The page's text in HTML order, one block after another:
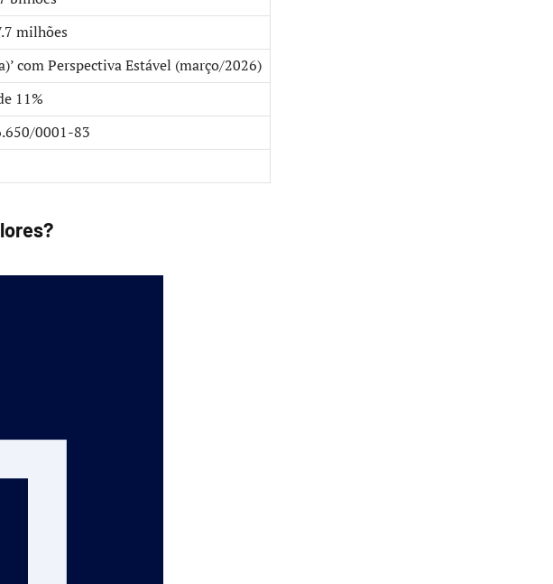
milhões
com Perspectiva Estável (março/2026)
11%
0001-83